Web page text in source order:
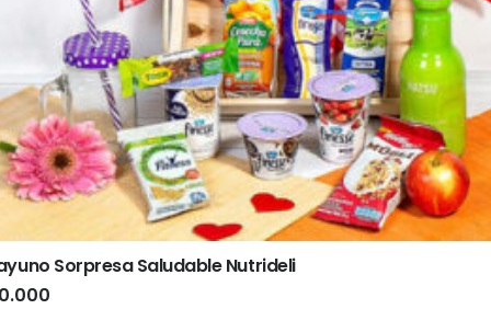
Sorpresa Saludable Nutrideli